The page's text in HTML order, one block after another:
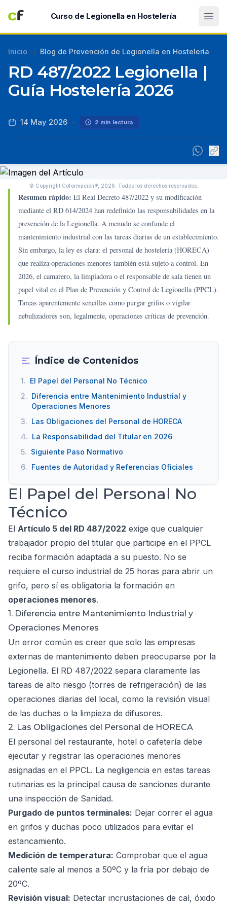
Curso de Legionella en Hostelería
Inicio / Blog de Prevención de Legionella en Hostelería
RD 487/2022 Legionella |
Guía Hostelería 2026
14 May 2026 - 2 min lectura
© Copyright Coformación®, 2026. Todos los derechos reservados.
Resumen rápido: El Real Decreto 487/2022 y su modificación
mediante el RD 614/2024 han redefinido las responsabilidades en la
prevención de la Legionella. A menudo se confunde el
mantenimiento industrial con las tareas diarias de un establecimiento.
Sin embargo, la ley es clara: el personal de hostelería (HORECA)
que realiza operaciones menores también está sujeto a control. En
2026, el camarero, la limpiadora o el responsable de sala tienen un
papel vital en el Plan de Prevención y Control de Legionella (PPCL).
Tareas aparentemente sencillas como purgar grifos o vigilar
nebulizadores son, legalmente, operaciones críticas de prevención.
Índice de Contenidos
1. El Papel del Personal No Técnico
2. Diferencia entre Mantenimiento Industrial y
Operaciones Menores
3. Las Obligaciones del Personal de HORECA
4. La Responsabilidad del Titular en 2026
5. Siguiente Paso Normativo
6. Fuentes de Autoridad y Referencias Oficiales
El Papel del Personal No
Técnico
El Artículo 5 del RD 487/2022 exige que cualquier
trabajador propio del titular que participe en el PPCL
reciba formación adaptada a su puesto. No se
requiere el curso industrial de 25 horas para abrir un
grifo, pero sí es obligatoria la formación en
operaciones menores.
1. Diferencia entre Mantenimiento Industrial y
Operaciones Menores
Un error común es creer que solo las empresas
externas de mantenimiento deben preocuparse por la
Legionella. El RD 487/2022 separa claramente las
tareas de alto riesgo (torres de refrigeración) de las
operaciones diarias del local, como la revisión visual
de las duchas o la limpieza de difusores.
2. Las Obligaciones del Personal de HORECA
El personal del restaurante, hotel o cafetería debe
ejecutar y registrar las operaciones menores
asignadas en el PPCL. La negligencia en estas tareas
rutinarias es la principal causa de sanciones durante
una inspección de Sanidad.
Purgado de puntos terminales: Dejar correr el agua
en grifos y duchas poco utilizados para evitar el
estancamiento.
Medición de temperatura: Comprobar que el agua
caliente sale al menos a 50ºC y la fría por debajo de
20ºC.
Revisión visual: Detectar incrustaciones de cal, óxido